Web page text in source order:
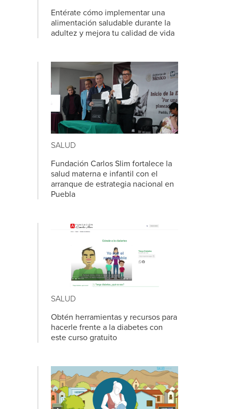
Entérate cómo implementar una
alimentación saludable durante la
adultez y mejora tu calidad de vida
SALUD
Fundación Carlos Slim fortalece la
salud materna e infantil con el
arranque de estrategia nacional en
Puebla
SALUD
Obtén herramientas y recursos para
hacerle frente a la diabetes con
este curso gratuito